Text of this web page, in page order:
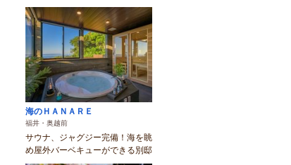
海のＨＡＮＡＲＥ
福井・奥越前
サウナ、ジャグジー完備！海を眺
め屋外バーベキューができる別邸